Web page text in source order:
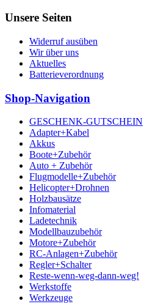
Unsere Seiten
Widerruf ausüben
Wir über uns
Aktuelles
Batterieverordnung
Shop-Navigation
GESCHENK-GUTSCHEIN
Adapter+Kabel
Akkus
Boote+Zubehör
Auto + Zubehör
Flugmodelle+Zubehör
Helicopter+Drohnen
Holzbausätze
Infomaterial
Ladetechnik
Modellbauzubehör
Motore+Zubehör
RC-Anlagen+Zubehör
Regler+Schalter
Reste-wenn-weg-dann-weg!
Werkstoffe
Werkzeuge